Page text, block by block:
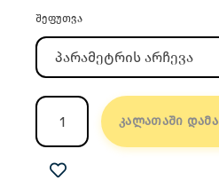
შეფუთვა
კალათაში